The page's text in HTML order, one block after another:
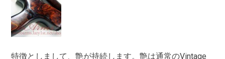
特徴としまして、艶が持続します。艶は通常のVintage